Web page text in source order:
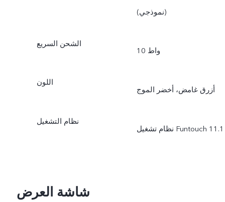
(نموذجي)
الشحن السريع
10 واط
اللون
أزرق غامض، أخضر الموج
نظام التشغيل
نظام تشغيل Funtouch 11.1
شاشة العرض